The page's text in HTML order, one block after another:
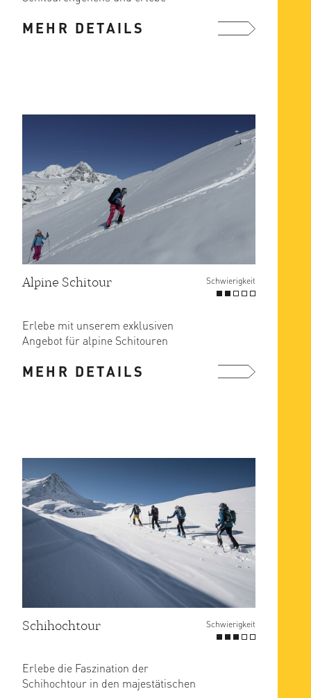
MEHR DETAILS
Alpine Schitour Schwierigkeit
Erlebe mit unserem exklusiven
Angebot für alpine Schitouren
MEHR DETAILS
Schihochtour Schwierigkeit
Erlebe die Faszination der
Schihochtour in den majestätischen